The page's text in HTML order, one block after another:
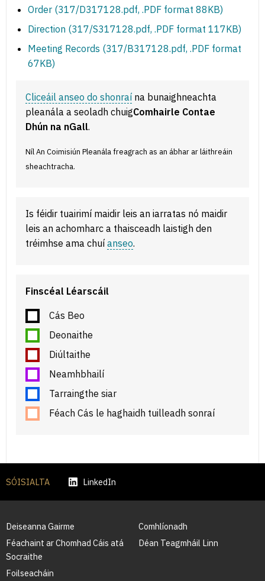
Order (317/D317128.pdf, .PDF format 88KB)
Direction (317/S317128.pdf, .PDF format 117KB)
Meeting Records (317/B317128.pdf, .PDF format
67KB)
Cliceáil anseo do shonraí na bunaighneachta
pleanála a seoladh chuigComhairle Contae
Dhún na nGall.
Níl An Coimisiún Pleanála freagrach as an ábhar ar láithreáin
sheachtracha.
Is féidir tuairimí maidir leis an iarratas nó maidir
leis an achomharc a thaisceadh laistigh den
tréimhse ama chuí anseo.
Finscéal Léarscáil
Cás Beo
Deonaithe
Diúltaithe
Neamhbhailí
Tarraingthe siar
Féach Cás le haghaidh tuilleadh sonraí
SÓISIALTA LinkedIn
Deiseanna Gairme
Féachaint ar Chomhad Cáis atá
Socraithe
Foilseacháin
Comhlíonadh
Déan Teagmháil Linn